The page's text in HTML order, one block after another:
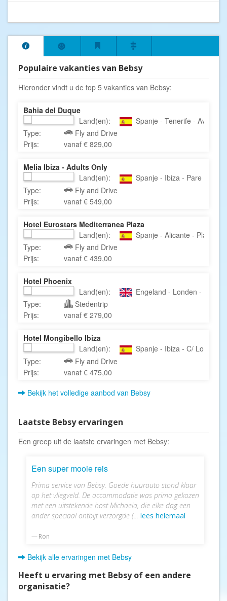
Populaire vakanties van Bebsy
Hieronder vindt u de top 5 vakanties van Bebsy:
Bahia del Duque
Land(en):
Spanje - Tenerife - Avenida
Type:
Fly and Drive
Prijs:
vanaf € 829,00
Melia Ibiza - Adults Only
Land(en):
Spanje - Ibiza - Pare Vicent
Type:
Fly and Drive
Prijs:
vanaf € 549,00
Hotel Eurostars Mediterranea Plaza
Land(en):
Spanje - Alicante - Plaza
Type:
Fly and Drive
Prijs:
vanaf € 439,00
Hotel Phoenix
Land(en):
Engeland - Londen - 1-8
Type:
Stedentrip
Prijs:
vanaf € 279,00
Hotel Mongibello Ibiza
Land(en):
Spanje - Ibiza - C/ Los
Type:
Fly and Drive
Prijs:
vanaf € 475,00
Bekijk het volledige aanbod van Bebsy
Laatste Bebsy ervaringen
Een greep uit de laatste ervaringen met Bebsy:
Een super mooie reis
Prima service van Bebsy. Goede huurauto stond klaar
op het vliegveld. De accommodatie was prima gekozen
met een uitstekende host Michaela, die elke dag een
ander speciaal ontbijt verzorgde (...
lees helemaal
Ron
Bekijk alle ervaringen met Bebsy
Heeft u ervaring met Bebsy of een andere
organisatie?